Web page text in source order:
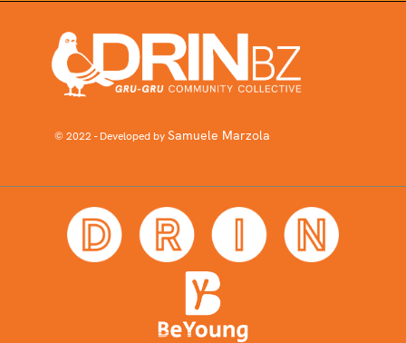
© 2022 - Developed bySamuele Marzola